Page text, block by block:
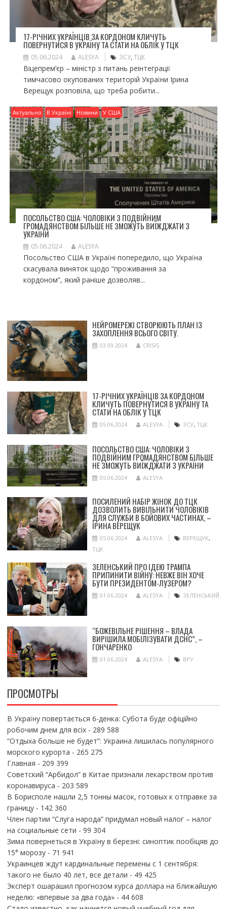
17-РІЧНИХ УКРАЇНЦІВ ЗА КОРДОНОМ КЛИЧУТЬ
ПОВЕРНУТИСЯ В УКРАЇНУ ТА СТАТИ НА ОБЛІК У ТЦК
05.06.2024 ALESYA ЗСУ, ТЦК
Віцепрем’єр – міністр з питань реінтеграції
тимчасово окупованих територій України Ірина
Верещук розповіла, що треба робити...
Актуально В Україні Новини У США
ПОСОЛЬСТВО США: ЧОЛОВІКИ З ПОДВІЙНИМ
ГРОМАДЯНСТВОМ БІЛЬШЕ НЕ ЗМОЖУТЬ ВИЇЖДЖАТИ З
УКРАЇНИ
05.06.2024 ALESYA
Посольство США в Україні попередило, що Україна
скасувала виняток щодо “проживання за
кордоном”, який раніше дозволяв...
НЕЙРОМЕРЕЖІ СТВОРЮЮТЬ ПЛАН ІЗ
ЗАХОПЛЕННЯ ВСЬОГО СВІТУ.
03.09.2024 CRISIS
17-РІЧНИХ УКРАЇНЦІВ ЗА КОРДОНОМ
КЛИЧУТЬ ПОВЕРНУТИСЯ В УКРАЇНУ ТА
СТАТИ НА ОБЛІК У ТЦК
05.06.2024 ALESYA ЗСУ, ТЦК
ПОСОЛЬСТВО США: ЧОЛОВІКИ З
ПОДВІЙНИМ ГРОМАДЯНСТВОМ БІЛЬШЕ
НЕ ЗМОЖУТЬ ВИЇЖДЖАТИ З УКРАЇНИ
05.06.2024 ALESYA
ПОСИЛЕНИЙ НАБІР ЖІНОК ДО ТЦК
ДОЗВОЛИТЬ ВИВІЛЬНИТИ ЧОЛОВІКІВ
ДЛЯ СЛУЖБИ В БОЙОВИХ ЧАСТИНАХ, –
ІРИНА ВЕРЕЩУК
05.06.2024 ALESYA ВЕРЕЩУК,
ТЦК
ЗЕЛЕНСЬКИЙ ПРО ІДЕЮ ТРАМПА
ПРИПИНИТИ ВІЙНУ: НЕВЖЕ ВІН ХОЧЕ
БУТИ ПРЕЗИДЕНТОМ-ЛУЗЕРОМ?
01.06.2024 ALESYA ЗЕЛЕНСЬКИЙ
“БОЖЕВІЛЬНЕ РІШЕННЯ – ВЛАДА
ВИРІШИЛА МОБІЛІЗУВАТИ ДСНС”, –
ГОНЧАРЕНКО
01.06.2024 ALESYA ВРУ
ПРОСМОТРЫ
В Україну повертається 6-денка: Субота буде офіційно
робочим днем для всіх- 289 588
“Отдыха больше не будет”: Украина лишилась популярного
морского курорта - 265 275
Главная - 209 399
Советский “Арбидол” в Китае признали лекарством против
коронавируса - 203 589
В Борисполе нашли 2,5 тонны масок, готовых к отправке за
границу- 142 360
Член партии “Слуга народа” придумал новый налог – налог
на социальные сети - 99 304
Зима повернеться в Україну в березні: синоптик пообіцяв до
15° морозу- 71 941
Украинцев ждут кардинальные перемены с 1 сентября:
такого не было 40 лет, все детали - 49 425
Эксперт ошарашил прогнозом курса доллара на ближайшую
неделю: «впервые за два года»- 44 608